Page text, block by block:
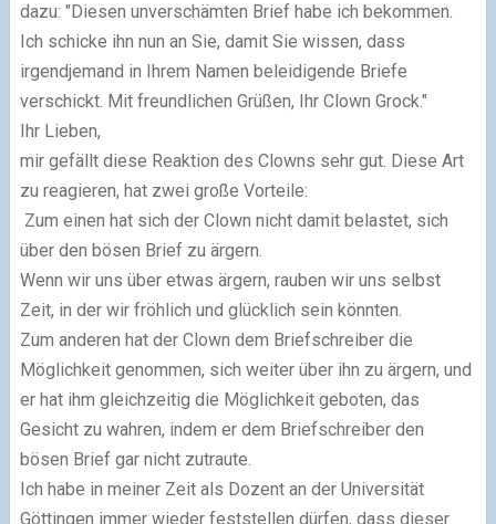
dazu: "Diesen unverschämten Brief habe ich bekommen.
Ich schicke ihn nun an Sie, damit Sie wissen, dass
irgendjemand in Ihrem Namen beleidigende Briefe
verschickt. Mit freundlichen Grüßen, Ihr Clown Grock."
Ihr Lieben,
mir gefällt diese Reaktion des Clowns sehr gut. Diese Art
zu reagieren, hat zwei große Vorteile:
Zum einen hat sich der Clown nicht damit belastet, sich
über den bösen Brief zu ärgern.
Wenn wir uns über etwas ärgern, rauben wir uns selbst
Zeit, in der wir fröhlich und glücklich sein könnten.
Zum anderen hat der Clown dem Briefschreiber die
Möglichkeit genommen, sich weiter über ihn zu ärgern, und
er hat ihm gleichzeitig die Möglichkeit geboten, das
Gesicht zu wahren, indem er dem Briefschreiber den
bösen Brief gar nicht zutraute.
Ich habe in meiner Zeit als Dozent an der Universität
Göttingen immer wieder feststellen dürfen, dass dieser